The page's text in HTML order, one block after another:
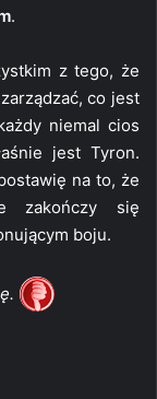
.
z tego, że
co jest
niemal cios
jest Tyron.
na to, że
zakończy się
boju.